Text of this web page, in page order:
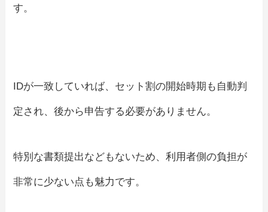
す。
IDが一致していれば、セット割の開始時期も自動判
定され、後から申告する必要がありません。
特別な書類提出などもないため、利用者側の負担が
非常に少ない点も魅力です。